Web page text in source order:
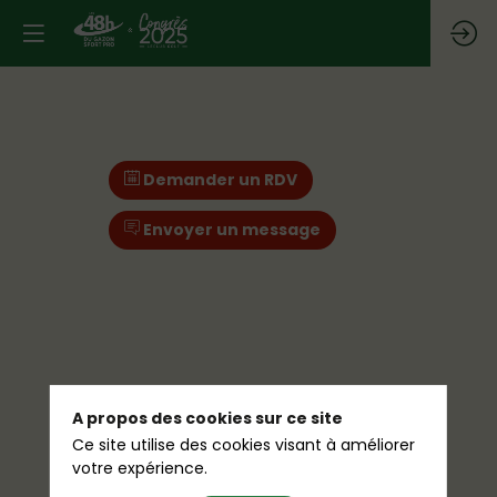
Demander un RDV
Envoyer un message
A propos des cookies sur ce site
Ce site utilise des cookies visant à améliorer
votre expérience.